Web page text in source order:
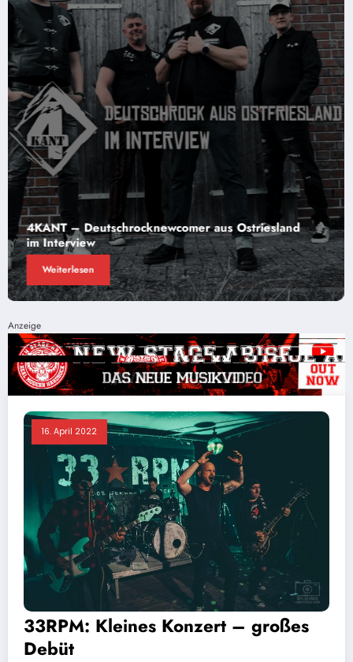
Musikvideos – drauf geschissen oder noch
relevant?
Weiterlesen
Anzeige
16. April 2022
33RPM: Kleines Konzert – großes
Debüt